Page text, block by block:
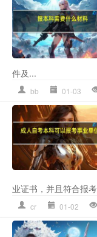
件及...
bb 01-03
业证书，并且符合报
cr 01-02